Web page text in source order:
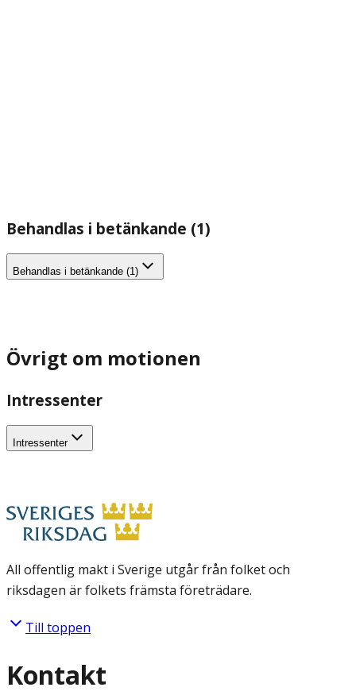
Behandlas i betänkande (1)
Behandlas i betänkande (1)
Övrigt om motionen
Intressenter
Intressenter
All offentlig makt i Sverige utgår från folket och
riksdagen är folkets främsta företrädare.
Till toppen
Kontakt